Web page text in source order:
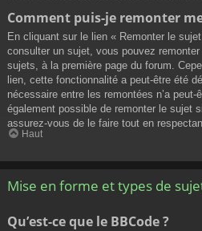
Comment puis-je remonter
En cliquant sur le lien « Remonter le
consulter un sujet, vous pouvez
sujets, à la première page du forum.
lien, cette fonctionnalité a peut-être été
nécessaire entre les remontées n’a
également possible de remonter le sujet
assurez-vous de le faire tout en
Haut
Mise en forme et types de
Qu’est-ce que le BBCode ?